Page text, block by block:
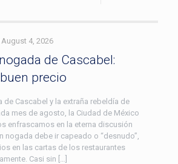
August 4, 2026
de Cascabel:
precio
de Cascabel y la extraña rebeldía de
mes de agosto, la Ciudad de México
enfrascamos en la eterna discusión
nogada debe ir capeado o “desnudo”,
en las cartas de los restaurantes
Casi sin […]